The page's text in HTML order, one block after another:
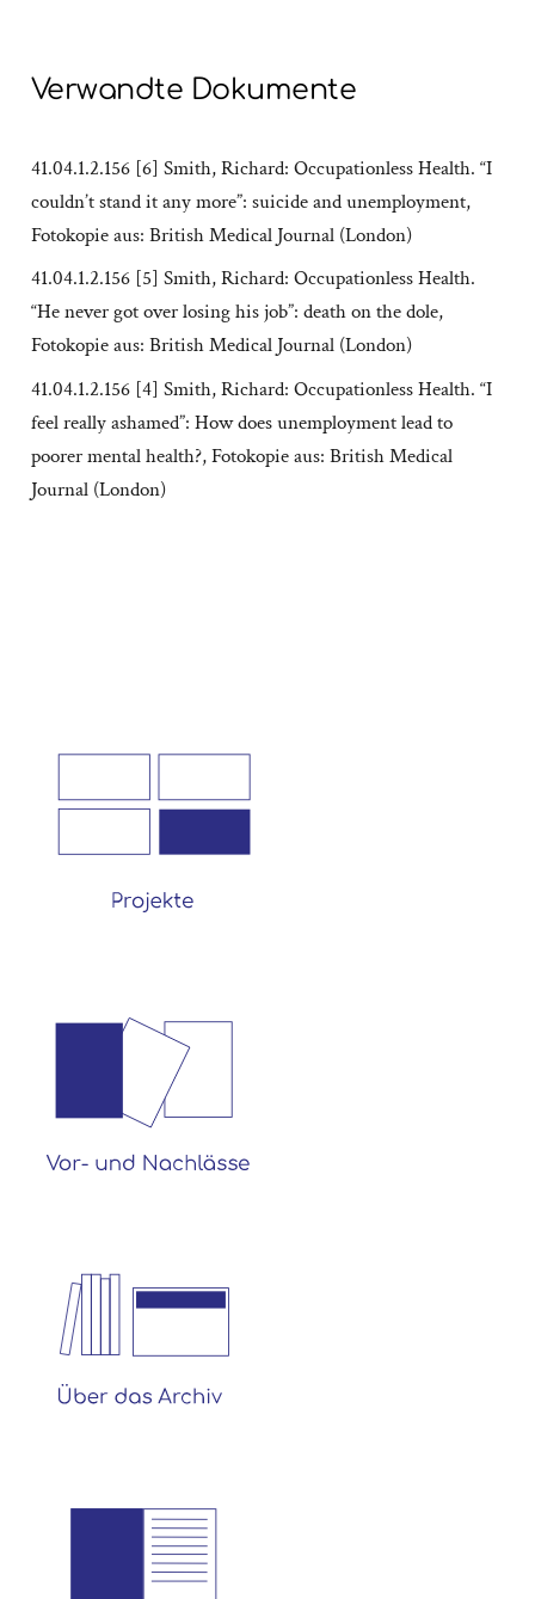
Verwandte Dokumente
41.04.1.2.156 [6] Smith, Richard: Occupationless Health. “I
couldn’t stand it any more”: suicide and unemployment,
Fotokopie aus: British Medical Journal (London)
41.04.1.2.156 [5] Smith, Richard: Occupationless Health.
“He never got over losing his job”: death on the dole,
Fotokopie aus: British Medical Journal (London)
41.04.1.2.156 [4] Smith, Richard: Occupationless Health. “I
feel really ashamed”: How does unemployment lead to
poorer mental health?, Fotokopie aus: British Medical
Journal (London)